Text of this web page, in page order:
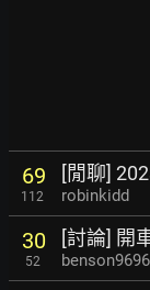
69
112
[閒聊]
robinkidd
30
52
[討論] 開